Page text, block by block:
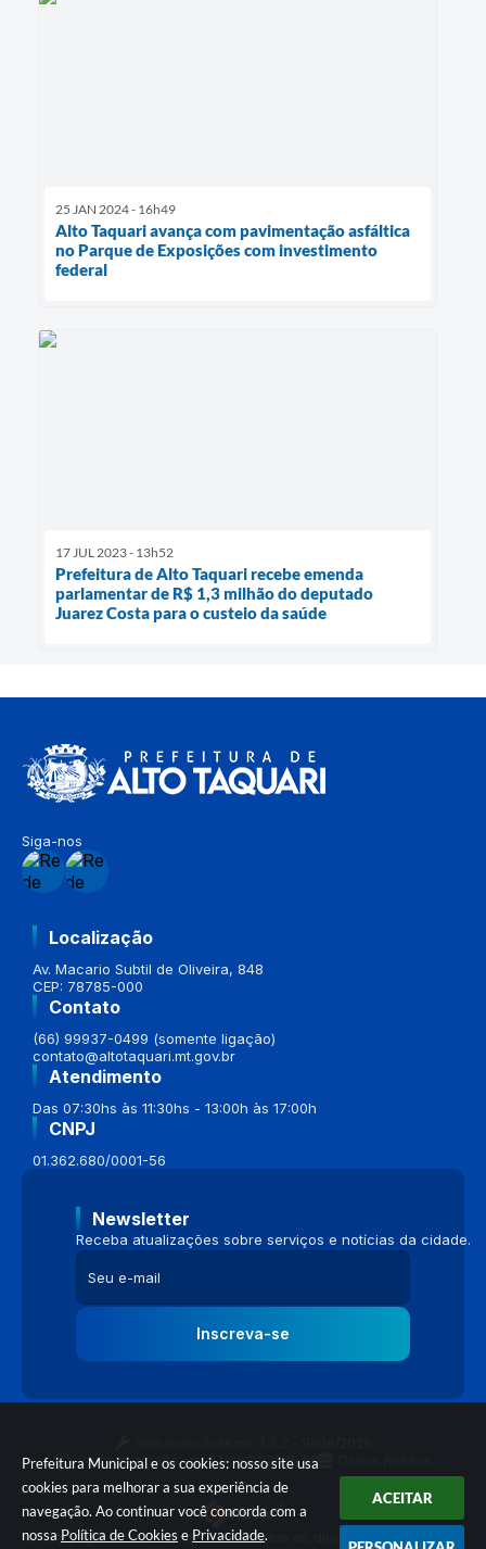
Prefeitura Municipal e os cookies: nosso site usa
cookies para melhorar a sua experiência de
navegação. Ao continuar você concorda com a
nossa Política de Cookies e Privacidade.
ACEITAR
25 JAN 2024 - 16h49
Alto Taquari avança com pavimentação asfáltica
no Parque de Exposições com investimento
federal
17 JUL 2023 - 13h52
Prefeitura de Alto Taquari recebe emenda
parlamentar de R$ 1,3 milhão do deputado
Juarez Costa para o custeio da saúde
Siga-nos
Localização
Av. Macario Subtil de Oliveira, 848
CEP: 78785-000
Contato
(66) 99937-0499 (somente ligação)
contato@altotaquari.mt.gov.br
Atendimento
Das 07:30hs às 11:30hs - 13:00h às 17:00h
CNPJ
01.362.680/0001-56
Newsletter
Receba atualizações sobre serviços e notícias da cidade.
Inscreva-se
Portal atualizado em:04/08/2026 16:58
© Copyright Instar - 2006-2026. Todos os direitos reservados -